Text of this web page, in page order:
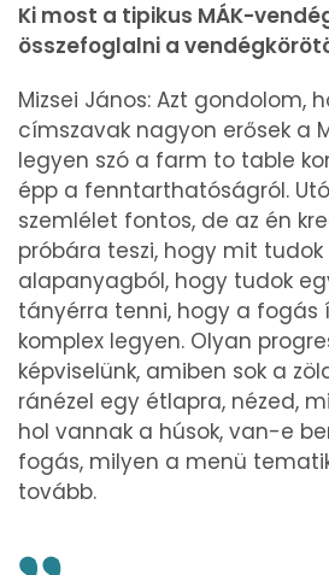
Ki most a tipikus MÁK-
összefoglalni a
Mizsei János: Azt gondolom,
címszavak nagyon erősek a
legyen szó a farm to table
épp a fenntarthatóságról.
szemlélet fontos, de az én
próbára teszi, hogy mit tudok
alapanyagból, hogy tudok
tányérra tenni, hogy a fogás
komplex legyen. Olyan
képviselünk, amiben sok a
ránézel egy étlapra, nézed,
hol vannak a húsok, van-e
fogás, milyen a menü
tovább.